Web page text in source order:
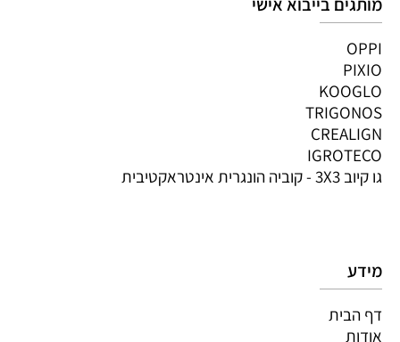
OPPI
PIXIO
KOOGLO
TRIGONOS
CREALIGN
IGROTECO
גו קיוב 3X3 - קוביה הונגרית אינטראקטיבית
מידע
דף הבית
אודות